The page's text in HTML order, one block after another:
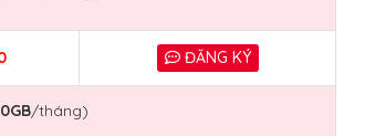
ĐĂNG KÝ
/tháng)